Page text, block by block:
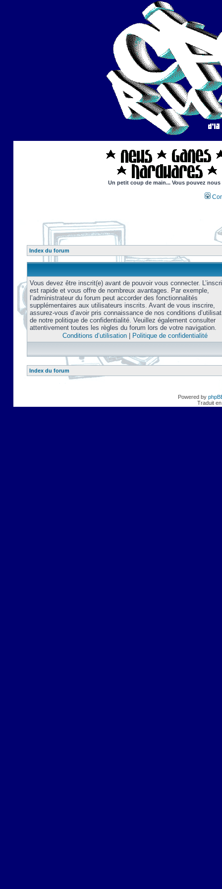
Un petit coup de main... Vous pouvez
Index du forum
Vous devez être inscrit(e) avant de pouvoir vous connecter.
est rapide et vous offre de nombreux avantages. Par exemple,
l’administrateur du forum peut accorder des fonctionnalités
supplémentaires aux utilisateurs inscrits. Avant de vous inscrire,
assurez-vous d’avoir pris connaissance de nos conditions
de notre politique de confidentialité. Veuillez également consulter
attentivement toutes les règles du forum lors de votre navigation.
Conditions d’utilisation| Politique de confidentialité
Index du forum
Powered by
Traduit